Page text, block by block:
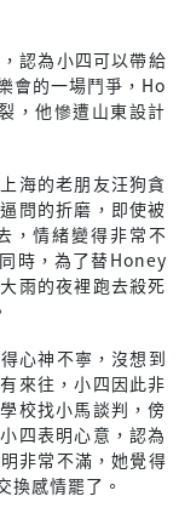
認為小四可以帶給
會的一場鬥爭，Ho
，他慘遭山東設計
海的老朋友汪狗貪
問的折磨，即使被
，情緒變得非常不
時，為了替Honey
雨的夜裡跑去殺死
心神不寧，沒想到
來往，小四因此非
校找小馬談判，傍
四表明心意，認為
非常不滿，她覺得
換感情罷了。